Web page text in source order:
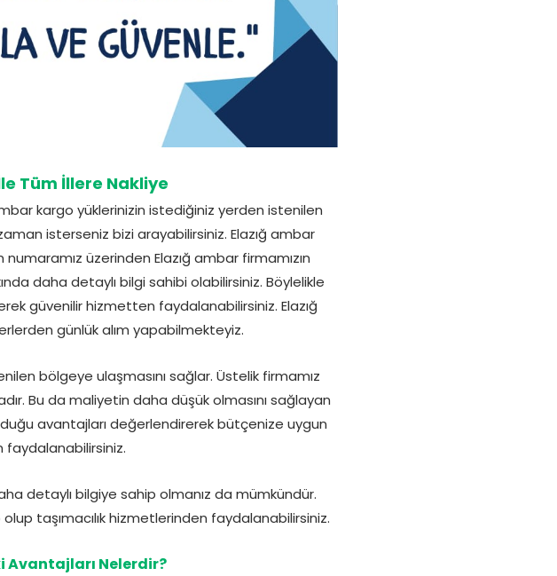
Tüm İllere Nakliye
kargo yüklerinizin istediğiniz yerden istenilen
isterseniz bizi arayabilirsiniz. Elazığ ambar
üzerinden Elazığ ambar firmamızın
daha detaylı bilgi sahibi olabilirsiniz. Böylelikle
güvenilir hizmetten faydalanabilirsiniz. Elazığ
günlük alım yapabilmekteyiz.
bölgeye ulaşmasını sağlar. Üstelik firmamız
Bu da maliyetin daha düşük olmasını sağlayan
avantajları değerlendirerek bütçenize uygun
faydalanabilirsiniz.
detaylı bilgiye sahip olmanız da mümkündür.
taşımacılık hizmetlerinden faydalanabilirsiniz.
Avantajları Nelerdir?